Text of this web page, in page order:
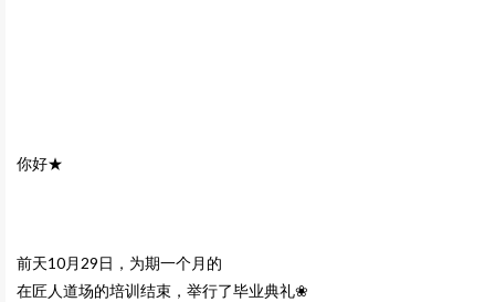
你好★
前天10月29日，为期一个月的
在匠人道场的培训结束，举行了毕业典礼❀